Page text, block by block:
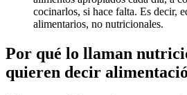
cocinarlos, si hace falta. Es decir,
alimentarios, no nutricionales.
Por qué lo llaman
quieren decir